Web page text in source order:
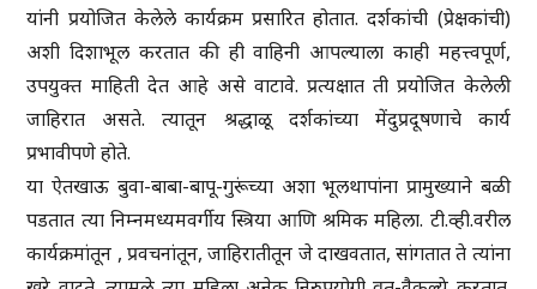
यांनी प्रयोजित केलेले कार्यक्रम प्रसारित होतात. दर्शकांची (प्रेक्षकांची)
अशी दिशाभूल करतात की ही वाहिनी आपल्याला काही महत्त्वपूर्ण,
उपयुक्त माहिती देत आहे असे वाटावे. प्रत्यक्षात ती प्रयोजित केलेली
जाहिरात असते. त्यातून श्रद्धाळू दर्शकांच्या मेंदुप्रदूषणाचे कार्य
प्रभावीपणे होते.
या ऐतखाऊ बुवा-बाबा-बापू-गुरूंच्या अशा भूलथापांना प्रामुख्याने बळी
पडतात त्या निम्नमध्यमवर्गीय स्त्रिया आणि श्रमिक महिला. टी.व्ही.वरील
कार्यक्रमांतून , प्रवचनांतून, जाहिरातीतून जे दाखवतात, सांगतात ते त्यांना